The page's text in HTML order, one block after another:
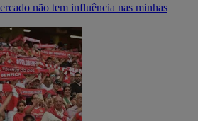
não tem influência nas minhas